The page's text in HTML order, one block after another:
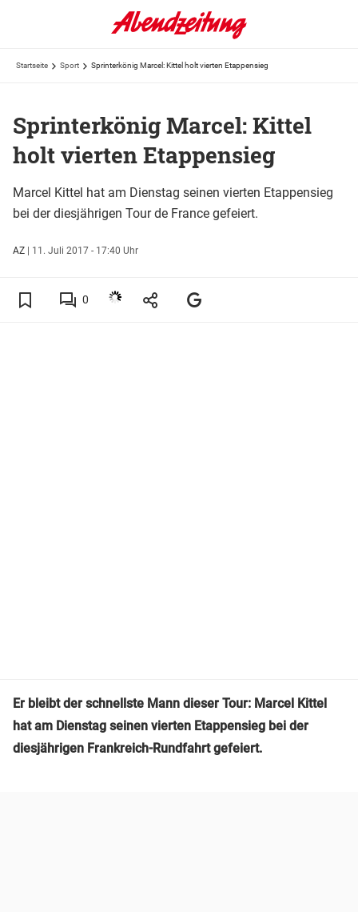
Startseite Sport Sprinterkönig Marcel: Kittel holt vierten Etappensieg
Sprinterkönig Marcel: Kittel
holt vierten Etappensieg
Marcel Kittel hat am Dienstag seinen vierten Etappensieg
bei der diesjährigen Tour de France gefeiert.
AZ | 11. Juli 2017 - 17:40 Uhr
0
Er bleibt der schnellste Mann dieser Tour: Marcel Kittel
hat am Dienstag seinen vierten Etappensieg bei der
diesjährigen Frankreich-Rundfahrt gefeiert.